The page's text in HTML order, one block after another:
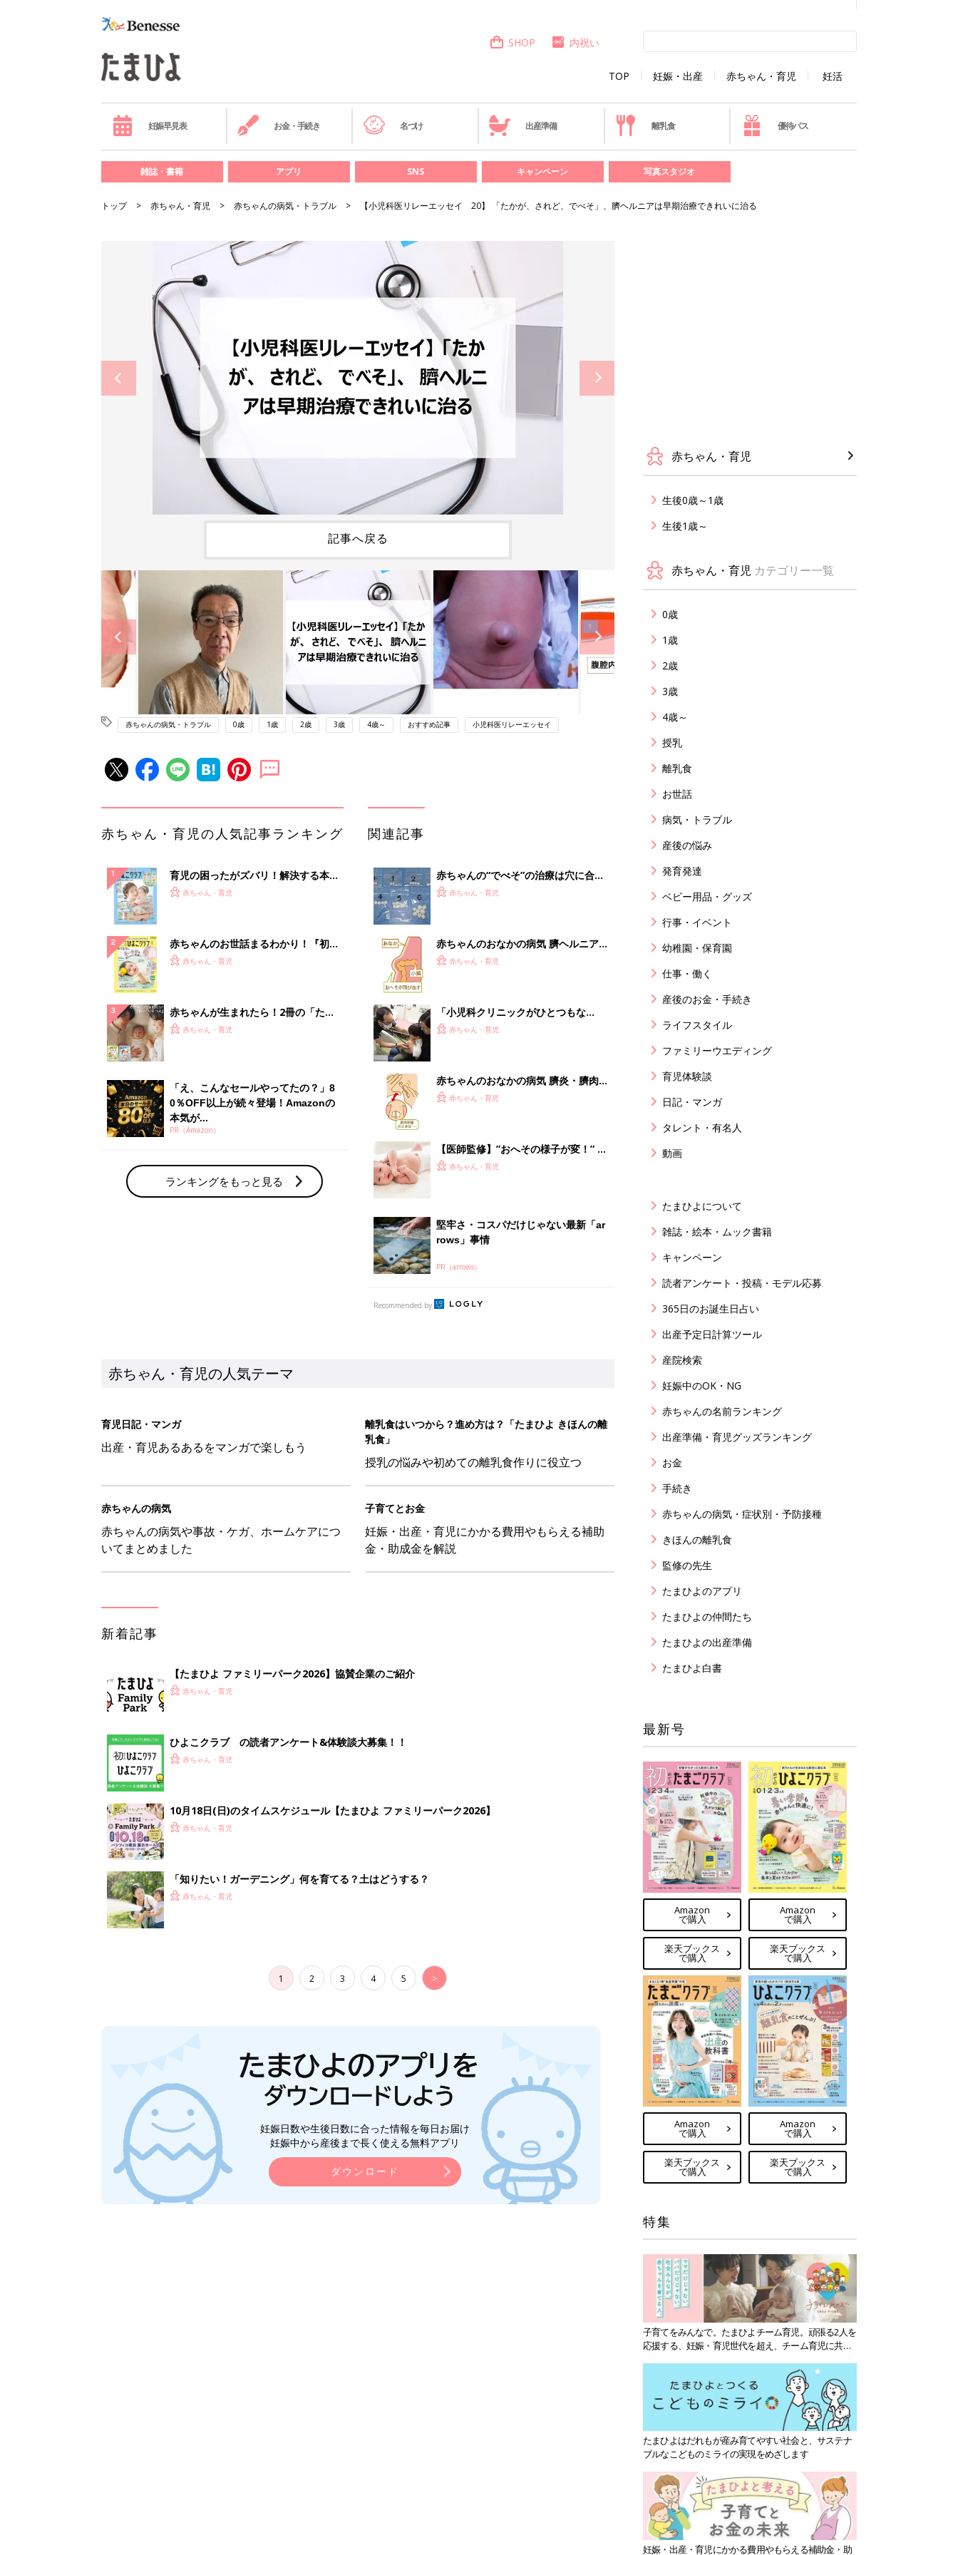
TOP 妊娠・出産 赤ちゃん・育児 妊活
SHOP 内祝い
妊娠早見表 お金・手続き 名づけ 出産準備 離乳食 優待パス
雑誌・書籍 アプリ SNS キャンペーン 写真スタジオ
トップ 赤ちゃん・育児 赤ちゃんの病気・トラブル 【小児科医リレーエッセイ 20】 「たかが、されど、でべそ」、臍ヘルニアは早期治療できれいに治る
記事へ戻る
赤ちゃんの病気・トラブル 0歳 1歳 2歳 3歳 4歳～ おすすめ記事 小児科医リレーエッセイ
赤ちゃん・育児の人気記事ランキング
育児の困ったがズバリ！解決する本
『ひよこクラブ 夏号』 4カ月～2才
赤ちゃん・育児
赤ちゃんのお世話まるわかり！『初め
てのひよこクラブ 夏号』〈巻頭大特
赤ちゃん・育児
赤ちゃんが生まれたら！2冊の「たま
ひよ」
赤ちゃん・育児
「え、こんなセールやってたの？」8
0％OFF以上が続々登場！Amazonの
本気が...
PR（Amazon）
ランキングをもっと見る
関連記事
赤ちゃんの“でべそ”の治療は穴に合わ
せたオーダーメード【小児科医】
赤ちゃん・育児
赤ちゃんのおなかの病気 臍ヘルニア
の症状とケア【医師監修】
赤ちゃん・育児
「小児科クリニックがひとつもな
い…」。20キロ離れた小児科に子ども
赤ちゃん・育児
赤ちゃんのおなかの病気 臍炎・臍肉
芽腫の症状とケア【医師監修】
赤ちゃん・育児
【医師監修】”おへその様子が変！” 赤
ちゃんのおへそが気になるとき、考え
赤ちゃん・育児
堅牢さ・コスパだけじゃない最新「ar
rows」事情
PR（arrows）
Recommended by
赤ちゃん・育児の人気テーマ
育児日記・マンガ
出産・育児あるあるをマンガで楽しもう
離乳食はいつから？進め方は？「たまひよ きほんの離
乳食」
授乳の悩みや初めての離乳食作りに役立つ
赤ちゃんの病気
赤ちゃんの病気や事故・ケガ、ホームケアにつ
いてまとめました
子育てとお金
妊娠・出産・育児にかかる費用やもらえる補助
金・助成金を解説
新着記事
【たまひよ ファミリーパーク2026】協賛企業のご紹介
赤ちゃん・育児
ひよこクラブ の読者アンケート&体験談大募集！！
赤ちゃん・育児
10月18日(日)のタイムスケジュール【たまひよ ファミリーパーク2026】
赤ちゃん・育児
「知りたい！ガーデニング」何を育てる？土はどうする？
赤ちゃん・育児
1 2 3 4 5 >
妊娠日数や生後日数に合った情報を毎日お届け
妊娠中から産後まで長く使える無料アプリ
ダウンロード
赤ちゃん・育児
生後0歳～1歳
生後1歳～
赤ちゃん・育児 カテゴリー一覧
0歳
1歳
2歳
3歳
4歳～
授乳
離乳食
お世話
病気・トラブル
産後の悩み
発育発達
ベビー用品・グッズ
行事・イベント
幼稚園・保育園
仕事・働く
産後のお金・手続き
ライフスタイル
ファミリーウエディング
育児体験談
日記・マンガ
タレント・有名人
動画
たまひよについて
雑誌・絵本・ムック書籍
キャンペーン
読者アンケート・投稿・モデル応募
365日のお誕生日占い
出産予定日計算ツール
産院検索
妊娠中のOK・NG
赤ちゃんの名前ランキング
出産準備・育児グッズランキング
お金
手続き
赤ちゃんの病気・症状別・予防接種
きほんの離乳食
監修の先生
たまひよのアプリ
たまひよの仲間たち
たまひよの出産準備
たまひよ白書
最新号
Amazon
で購入
楽天ブックス
で購入
Amazon
で購入
楽天ブックス
で購入
Amazon
で購入
楽天ブックス
で購入
Amazon
で購入
楽天ブックス
で購入
特集
子育てをみんなで。たまひよチーム育児。頑張る2人を
応援する、妊娠・育児世代を超え、チーム育児に共感
たまひよはだれもが産み育てやすい社会と、サステナ
ブルなこどものミライの実現をめざします
妊娠・出産・育児にかかる費用やもらえる補助金・助